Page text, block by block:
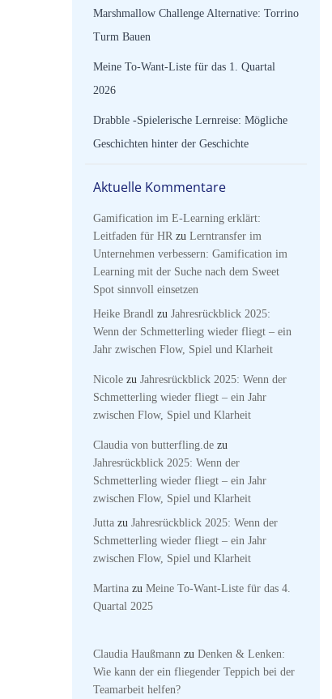
Marshmallow Challenge Alternative: Torrino
Turm Bauen
Meine To-Want-Liste für das 1. Quartal
2026
Drabble -Spielerische Lernreise: Mögliche
Geschichten hinter der Geschichte
Aktuelle Kommentare
Gamification im E-Learning erklärt:
Leitfaden für HR zu Lerntransfer im
Unternehmen verbessern: Gamification im
Learning mit der Suche nach dem Sweet
Spot sinnvoll einsetzen
Heike Brandl zu Jahresrückblick 2025:
Wenn der Schmetterling wieder fliegt – ein
Jahr zwischen Flow, Spiel und Klarheit
Nicole zu Jahresrückblick 2025: Wenn der
Schmetterling wieder fliegt – ein Jahr
zwischen Flow, Spiel und Klarheit
Claudia von butterfling.de zu
Jahresrückblick 2025: Wenn der
Schmetterling wieder fliegt – ein Jahr
zwischen Flow, Spiel und Klarheit
Jutta zu Jahresrückblick 2025: Wenn der
Schmetterling wieder fliegt – ein Jahr
zwischen Flow, Spiel und Klarheit
Martina zu Meine To-Want-Liste für das 4.
Quartal 2025
Claudia Haußmann zu Denken & Lenken:
Wie kann der ein fliegender Teppich bei der
Teamarbeit helfen?